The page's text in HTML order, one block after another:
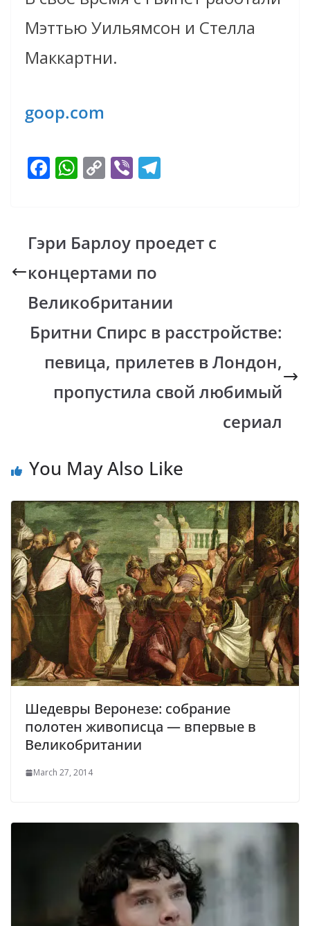
Мэттью Уильямсон и Стелла
Маккартни.
goop.com
F
ac
b
o
o
k
W
h
s
A
p
p
C
o
y
Li
n
k
Vi
b
gr
a
Гэри Барлоу проедет с
концертами по
Великобритании
Бритни Спирс в расстройстве:
певица, прилетев в Лондон,
пропустила свой любимый
сериал
You May Also Like
Шедевры Веронезе: собрание
полотен живописца — впервые в
Великобритании
March 27, 2014